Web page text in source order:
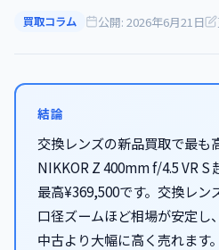
買取コラム 公開: 2026年6月21日
結論
交換レンズの新品買取で最も
NIKKOR Z 400mm f/4.5 VR S
最高¥369,500です。交換レ
口径ズームほど相場が安定し
中古より大幅に高く売れます